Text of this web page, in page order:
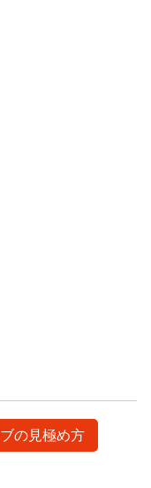
の見極め方